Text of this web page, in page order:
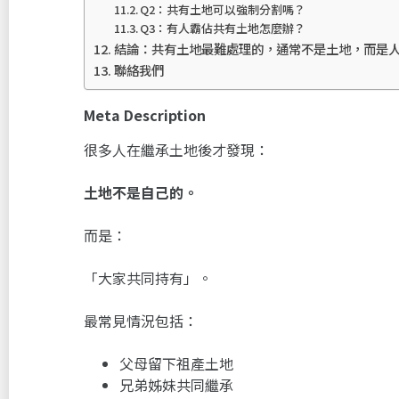
Q2：共有土地可以強制分割嗎？
Q3：有人霸佔共有土地怎麼辦？
結論：共有土地最難處理的，通常不是土地，而是
聯絡我們
Meta Description
很多人在繼承土地後才發現：
土地不是自己的。
而是：
「大家共同持有」。
最常見情況包括：
父母留下祖產土地
兄弟姊妹共同繼承